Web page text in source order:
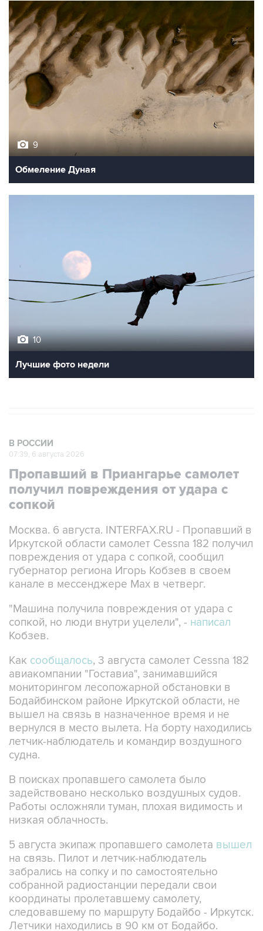
9
Обмеление Дуная
10
Лучшие фото недели
В РОССИИ
07:39, 6 августа 2026
Пропавший в Приангарье самолет
получил повреждения от удара с
сопкой
Москва. 6 августа. INTERFAX.RU - Пропавший в
Иркутской области самолет Cessna 182 получил
повреждения от удара с сопкой, сообщил
губернатор региона Игорь Кобзев в своем
канале в мессенджере Мах в четверг.
"Машина получила повреждения от удара с
сопкой, но люди внутри уцелели", - написал
Кобзев.
Как сообщалось, 3 августа самолет Cessna 182
авиакомпании "Гоставиа", занимавшийся
мониторингом лесопожарной обстановки в
Бодайбинском районе Иркутской области, не
вышел на связь в назначенное время и не
вернулся в место вылета. На борту находились
летчик-наблюдатель и командир воздушного
судна.
В поисках пропавшего самолета было
задействовано несколько воздушных судов.
Работы осложняли туман, плохая видимость и
низкая облачность.
5 августа экипаж пропавшего самолета вышел
на связь. Пилот и летчик-наблюдатель
забрались на сопку и по самостоятельно
собранной радиостанции передали свои
координаты пролетавшему самолету,
следовавшему по маршруту Бодайбо - Иркутск.
Летчики находились в 90 км от Бодайбо.